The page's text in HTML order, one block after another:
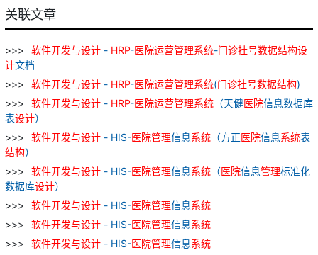
关联文章
软件开发与设计 - HRP-医院运营管理系统-门诊挂号数据结构设
计文档
软件开发与设计 - HRP-医院运营管理系统(门诊挂号数据结构)
软件开发与设计 - HRP-医院运营管理系统 （天健医院信息数据库
表设计）
软件开发与设计 - HIS-医院管理信息系统 （方正医院信息系统表
结构）
软件开发与设计 - HIS-医院管理信息系统 （医院信息管理标准化
数据库设计）
软件开发与设计 - HIS-医院管理信息系统
软件开发与设计 - HIS-医院管理信息系统
软件开发与设计 - HIS-医院管理信息系统